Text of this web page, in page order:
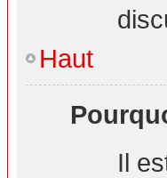
Haut
Il